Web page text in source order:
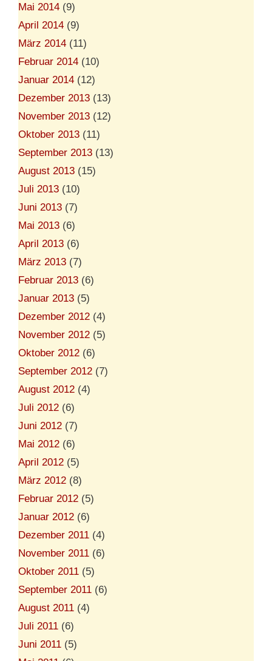
Mai 2014 (9)
April 2014 (9)
März 2014 (11)
Februar 2014 (10)
Januar 2014 (12)
Dezember 2013 (13)
November 2013 (12)
Oktober 2013 (11)
September 2013 (13)
August 2013 (15)
Juli 2013 (10)
Juni 2013 (7)
Mai 2013 (6)
April 2013 (6)
März 2013 (7)
Februar 2013 (6)
Januar 2013 (5)
Dezember 2012 (4)
November 2012 (5)
Oktober 2012 (6)
September 2012 (7)
August 2012 (4)
Juli 2012 (6)
Juni 2012 (7)
Mai 2012 (6)
April 2012 (5)
März 2012 (8)
Februar 2012 (5)
Januar 2012 (6)
Dezember 2011 (4)
November 2011 (6)
Oktober 2011 (5)
September 2011 (6)
August 2011 (4)
Juli 2011 (6)
Juni 2011 (5)